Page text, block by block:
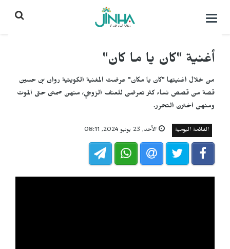
التحكم
أغنية "كان يا ما كان"
من خلال اغنيتها "كان يا مكان" عرضت المغنية الكويتية روان بن حسين
قصة من قصص نساء كثر تعرضن للعنف الزوجي، منهن صمتن حتى الموت
ومنهن اخترن التحرر.
القائمة اليومية الأحد, 23 يونيو 2024, 08:11